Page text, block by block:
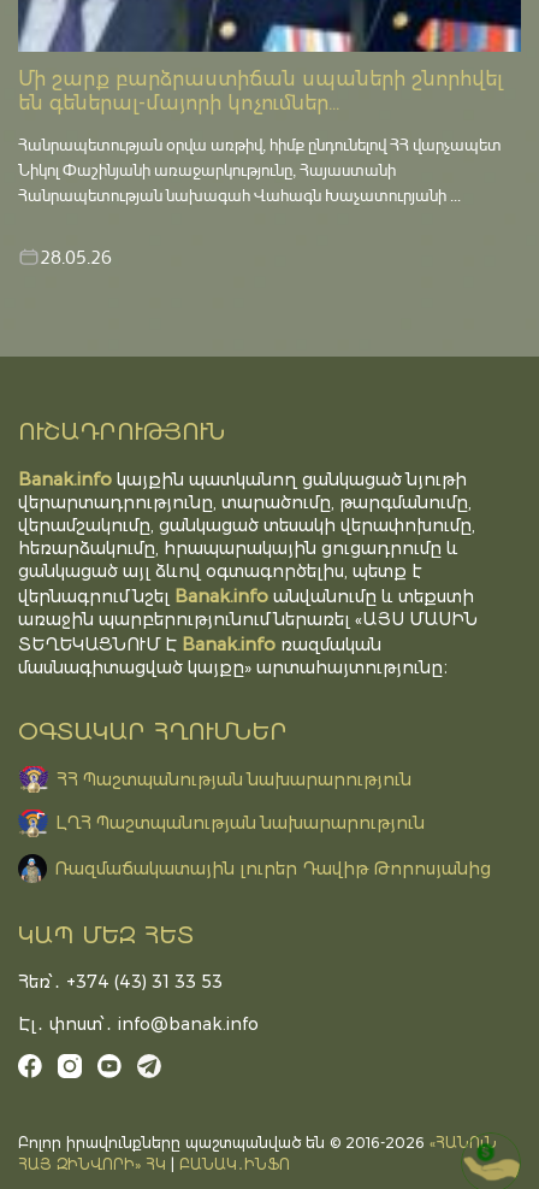
Մի շարք բարձրաստիճան սպաների շնորհվել
են գեներալ-մայորի կոչումներ...
Հանրապետության օրվա առթիվ, հիմք ընդունելով ՀՀ վարչապետ
Նիկոլ Փաշինյանի առաջարկությունը, Հայաստանի
Հանրապետության նախագահ Վահագն Խաչատուրյանի ...
28.05.26
ՈՒՇԱԴՐՈՒԹՅՈՒՆ
Banak.info կայքին պատկանող ցանկացած նյութի
վերարտադրությունը, տարածումը, թարգմանումը,
վերամշակումը, ցանկացած տեսակի վերափոխումը,
հեռարձակումը, հրապարակային ցուցադրումը և
ցանկացած այլ ձևով օգտագործելիս, պետք է
վերնագրում նշել Banak.info անվանումը և տեքստի
առաջին պարբերությունում ներառել «ԱՅՍ ՄԱՍԻՆ
ՏԵՂԵԿԱՑՆՈՒՄ Է Banak.info ռազմական
մասնագիտացված կայքը» արտահայտությունը։
ՕԳՏԱԿԱՐ ՀՂՈՒՄՆԵՐ
ՀՀ Պաշտպանության նախարարություն
ԼՂՀ Պաշտպանության նախարարություն
Ռազմաճակատային լուրեր Դավիթ Թորոսյանից
ԿԱՊ ՄԵԶ ՀԵՏ
Հեռ՝․ +374 (43) 31 33 53
Էլ․ փոստ՝․ info@banak.info
Բոլոր իրավունքները պաշտպանված են © 2016-2026 «ՀԱՆՈւՆ
ՀԱՅ ԶԻՆՎՈՐԻ» ՀԿ
ԲԱՆԱԿ․ԻՆՖՈ